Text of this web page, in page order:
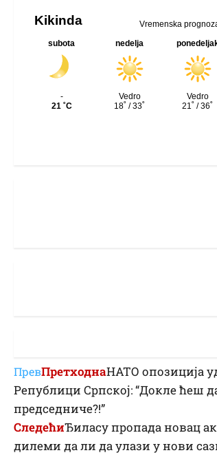
ПревПретходнаНАТО опозиција
Републици Српској: “Докле ћеш
председниче?!”
СледећиЂиласу пропада новац
дилеми да ли да улази у нови